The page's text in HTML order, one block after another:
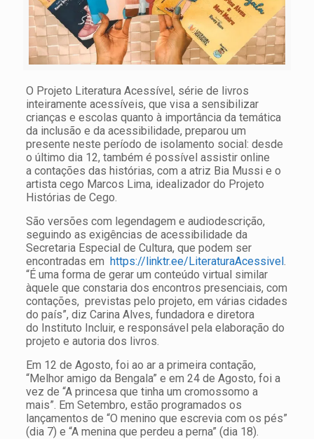
O Projeto Literatura Acessível, série de livros
inteiramente acessíveis, que visa a sensibilizar
crianças e escolas quanto à importância da temática
da inclusão e da acessibilidade, preparou um
presente neste período de isolamento social: desde
o último dia 12, também é possível assistir online
a contações das histórias, com a atriz Bia Mussi e o
artista cego Marcos Lima, idealizador do Projeto
Histórias de Cego.
São versões com legendagem e audiodescrição,
seguindo as exigências de acessibilidade da
Secretaria Especial de Cultura, que podem ser
encontradas em https://linktr.ee/LiteraturaAcessivel.
“É uma forma de gerar um conteúdo virtual similar
àquele que constaria dos encontros presenciais, com
contações, previstas pelo projeto, em várias cidades
do país”, diz Carina Alves, fundadora e diretora
do Instituto Incluir, e responsável pela elaboração do
projeto e autoria dos livros.
Em 12 de Agosto, foi ao ar a primeira contação,
“Melhor amigo da Bengala” e em 24 de Agosto, foi a
vez de “A princesa que tinha um cromossomo a
mais”. Em Setembro, estão programados os
lançamentos de “O menino que escrevia com os pés”
(dia 7) e “A menina que perdeu a perna” (dia 18).